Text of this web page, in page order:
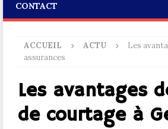
CONTACT
ACCUEIL ACTU
Les
assurances
Les avantages
de courtage à